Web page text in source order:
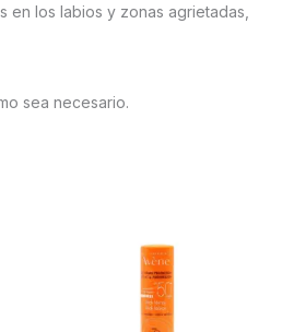
en los labios y zonas agrietadas,
sea necesario.